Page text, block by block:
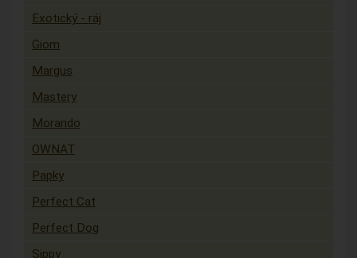
Exotický - ráj
Giom
Margus
Mastery
Morando
OWNAT
Papky
Perfect Cat
Perfect Dog
Sippy